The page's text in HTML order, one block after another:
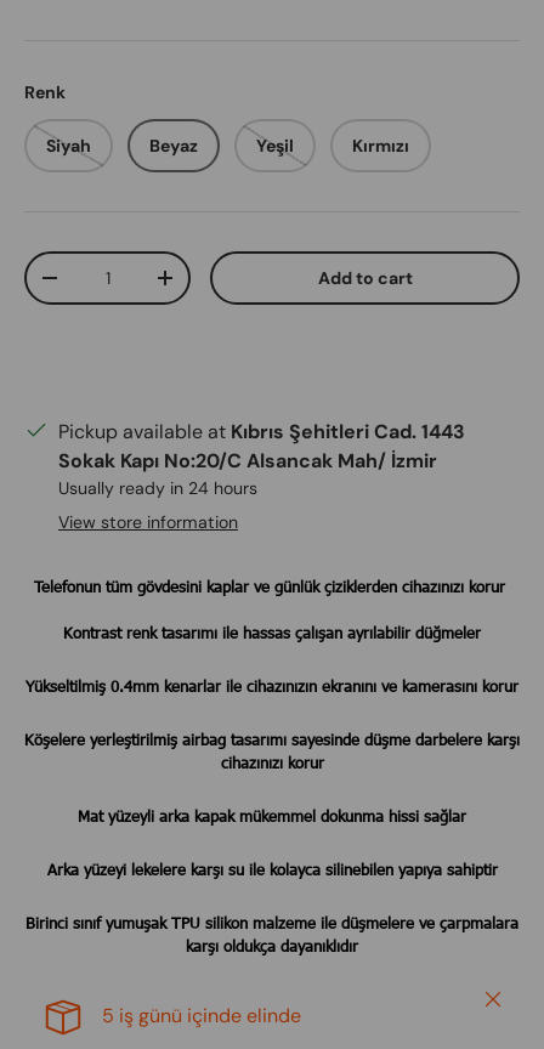
Renk
Siyah Beyaz Yeşil Kırmızı
Qty
Decrease quantityIncrease quantity Add to cart
Pickup available at Kıbrıs Şehitleri Cad. 1443
Sokak Kapı No:20/C Alsancak Mah/ İzmir
Usually ready in 24 hours
View store information
Telefonun tüm gövdesini kaplar ve günlük çiziklerden cihazınızı korur
Kontrast renk tasarımı ile hassas çalışan ayrılabilir düğmeler
Yükseltilmiş 0.4mm kenarlar ile cihazınızın ekranını ve kamerasını korur
Köşelere yerleştirilmiş airbag tasarımı sayesinde düşme darbelere karşı
cihazınızı korur
Mat yüzeyli arka kapak mükemmel dokunma hissi sağlar
Arka yüzeyi lekelere karşı su ile kolayca silinebilen yapıya sahiptir
Birinci sınıf yumuşak TPU silikon malzeme ile düşmelere ve çarpmalara
karşı oldukça dayanıklıdır
5 iş günü içinde elinde
Close